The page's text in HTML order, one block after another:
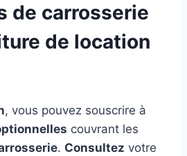
de carrosserie
de location
, vous pouvez souscrire à
couvrant les
. Consultez votre